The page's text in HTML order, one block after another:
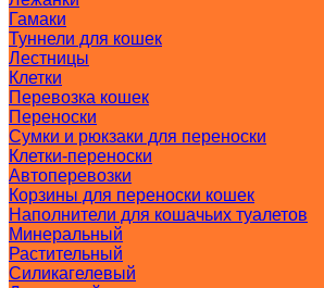
Гамаки
Туннели для кошек
Лестницы
Клетки
Перевозка кошек
Переноски
Сумки и рюкзаки для переноски
Клетки-переноски
Автоперевозки
Корзины для переноски кошек
Наполнители для кошачьих туалетов
Минеральный
Растительный
Силикагелевый